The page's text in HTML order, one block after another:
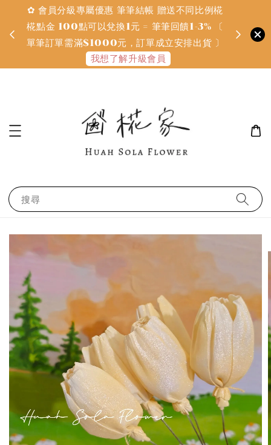
✿ 會員分級專屬優惠 筆筆結帳 贈送不同比例椛
椛點金 100點可以兌換1元 = 筆筆回饋1-3% 〔
單筆訂單需滿$1000元，訂單成立安排出貨 〕
我想了解升級會員
搜尋